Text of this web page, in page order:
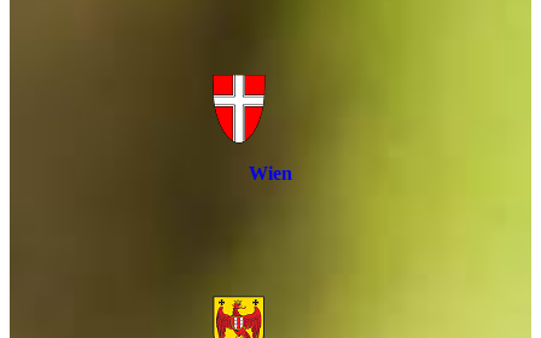
Wien